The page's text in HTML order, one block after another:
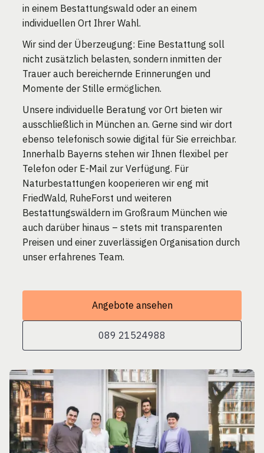
in einem Bestattungswald oder an einem
individuellen Ort Ihrer Wahl.
Wir sind der Überzeugung: Eine Bestattung soll
nicht zusätzlich belasten, sondern inmitten der
Trauer auch bereichernde Erinnerungen und
Momente der Stille ermöglichen.
Unsere individuelle Beratung vor Ort bieten wir
ausschließlich in München an. Gerne sind wir dort
ebenso telefonisch sowie digital für Sie erreichbar.
Innerhalb Bayerns stehen wir Ihnen flexibel per
Telefon oder E-Mail zur Verfügung. Für
Naturbestattungen kooperieren wir eng mit
FriedWald, RuheForst und weiteren
Bestattungswäldern im Großraum München wie
auch darüber hinaus – stets mit transparenten
Preisen und einer zuverlässigen Organisation durch
unser erfahrenes Team.
Angebote ansehen
089 21524988